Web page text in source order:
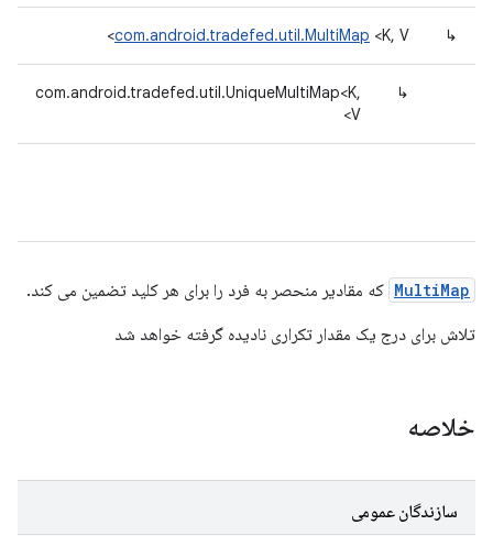
↳
com.android.tradefed.util.MultiMap <K, V>
↳
com.android.tradefed.util.UniqueMultiMap<K,
V>
MultiMap که مقادیر منحصر به فرد را برای هر کلید تضمین می کند.
تلاش برای درج یک مقدار تکراری نادیده گرفته خواهد شد
خلاصه
سازندگان عمومی